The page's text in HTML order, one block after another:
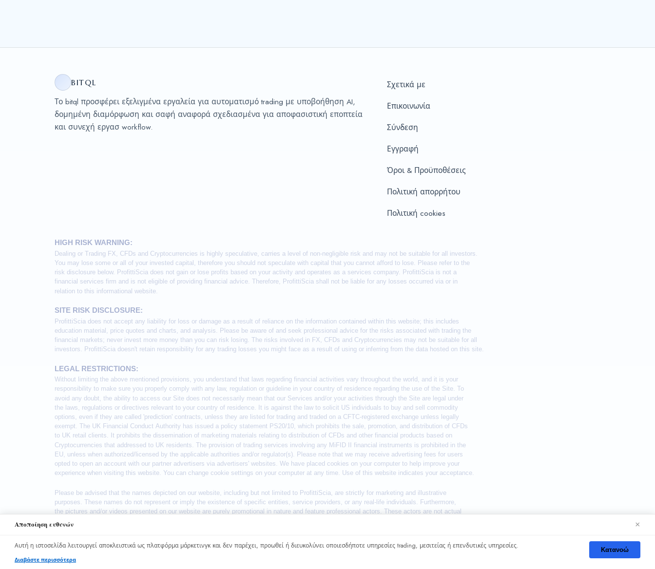
BITQL
Το bitql προσφέρει εξελιγμένα εργαλεία για αυτοματισμό trading με υποβοήθηση AI,
δομημένη διαμόρφωση και σαφή αναφορά σχεδιασμένα για αποφασιστική εποπτεία
και συνεχή εργασ workflow.
Σχετικά με
Επικοινωνία
Σύνδεση
Εγγραφή
Όροι & Προϋποθέσεις
Πολιτική απορρήτου
Πολιτική cookies
©2026
We use cookies to enhance your browsing experience. By continuing to use our website, you agree to our use of cookies. See our Cookie Policy
Αποποίηση ευθυνών ×
Αυτή η ιστοσελίδα λειτουργεί αποκλειστικά ως πλατφόρμα μάρκετινγκ και δεν παρέχει, προωθεί ή διευκολύνει οποιεσδήποτε υπηρεσίες trading, μεσιτείας ή επενδυτικές υπηρεσίες.
Διαβάστε περισσότερα
Κατανοώ